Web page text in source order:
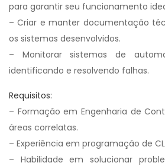
para garantir seu funcionamento
– Criar e manter documentação
os sistemas desenvolvidos.
– Monitorar sistemas de
identificando e resolvendo falhas.
Requisitos:
– Formação em Engenharia de
áreas correlatas.
– Experiência em programação de
– Habilidade em solucionar